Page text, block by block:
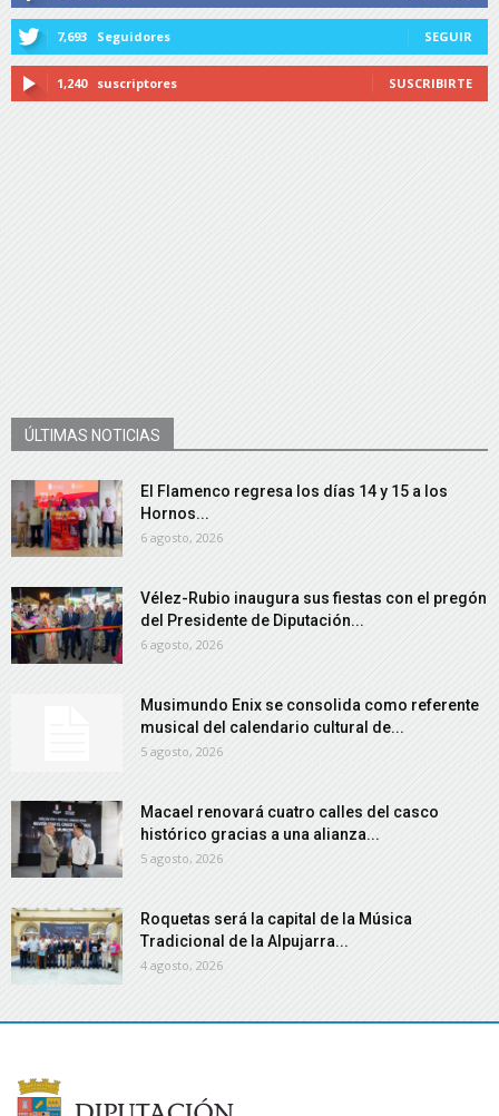
7,693 Seguidores SEGUIR
1,240 suscriptores SUSCRIBIRTE
ÚLTIMAS NOTICIAS
El Flamenco regresa los días 14 y 15 a los
Hornos...
6 agosto, 2026
Vélez-Rubio inaugura sus fiestas con el pregón
del Presidente de Diputación...
6 agosto, 2026
Musimundo Enix se consolida como referente
musical del calendario cultural de...
5 agosto, 2026
Macael renovará cuatro calles del casco
histórico gracias a una alianza...
5 agosto, 2026
Roquetas será la capital de la Música
Tradicional de la Alpujarra...
4 agosto, 2026